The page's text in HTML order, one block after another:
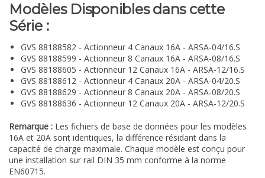
Modèles Disponibles dans cette
Série :
GVS 88188582 - Actionneur 4 Canaux 16A - ARSA-04/16.S
GVS 88188599 - Actionneur 8 Canaux 16A - ARSA-08/16.S
GVS 88188605 - Actionneur 12 Canaux 16A - ARSA-12/16.S
GVS 88188612 - Actionneur 4 Canaux 20A - ARSA-04/20.S
GVS 88188629 - Actionneur 8 Canaux 20A - ARSA-08/20.S
GVS 88188636 - Actionneur 12 Canaux 20A - ARSA-12/20.S
Remarque : Les fichiers de base de données pour les modèles
16A et 20A sont identiques, la différence résidant dans la
capacité de charge maximale. Chaque modèle est conçu pour
une installation sur rail DIN 35 mm conforme à la norme
EN60715.